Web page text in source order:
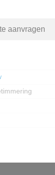
aanvragen